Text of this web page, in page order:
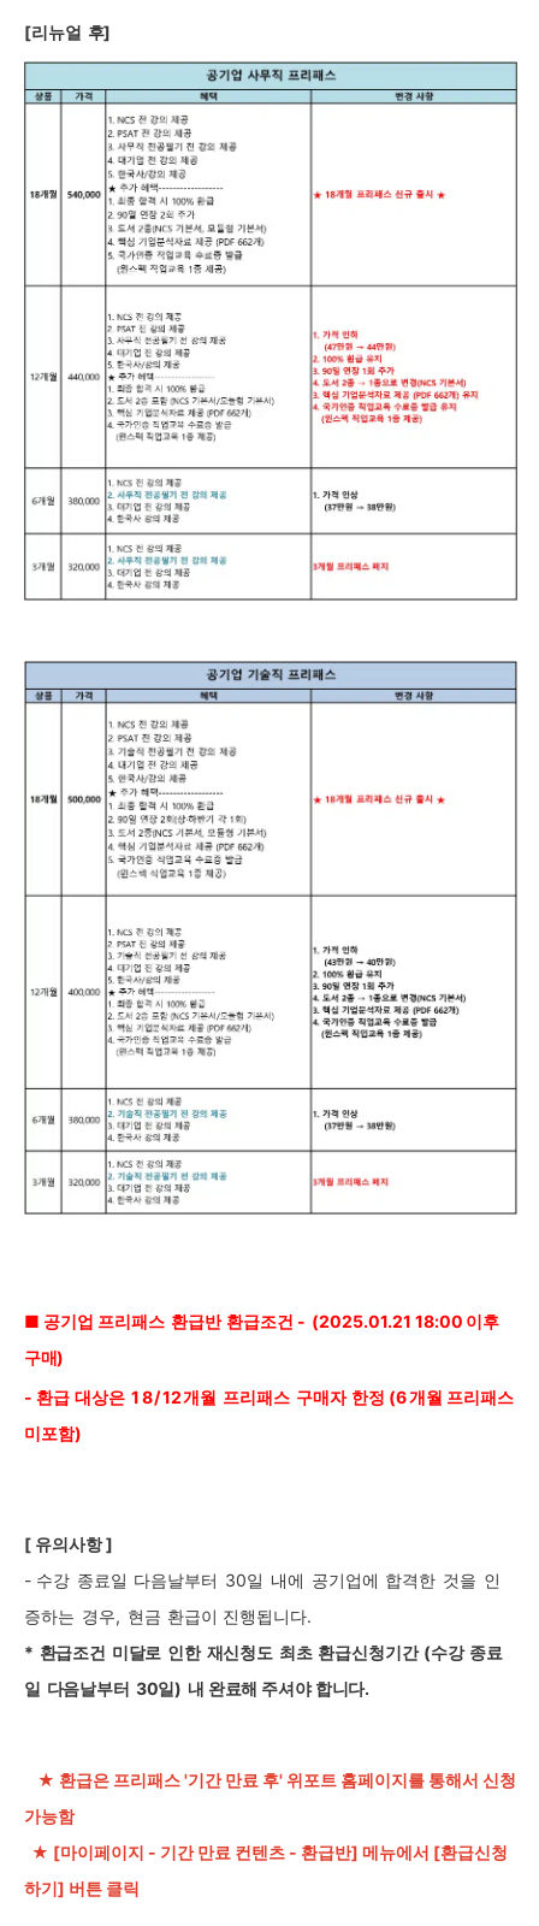
[리뉴얼 후]
■ 공기업 프리패스 환급반 환급조건 - (2025.01.21 18:00 이후
구매)
- 환급 대상은 18/12개월 프리패스 구매자 한정 (6개월 프리패스
미포함)
[ 유의사항 ]
- 수강 종료일 다음날부터 30일 내에 공기업에 합격한 것을 인
증하는 경우, 현금 환급이 진행됩니다.
* 환급조건 미달로 인한 재신청도 최초 환급신청기간 (수강 종료
일 다음날부터 30일) 내 완료해 주셔야 합니다.
★ 환급은 프리패스'기간 만료 후' 위포트 홈페이지를 통해서 신청
가능함
★ [마이페이지 - 기간 만료 컨텐츠 - 환급반] 메뉴에서 [환급신청
하기] 버튼 클릭